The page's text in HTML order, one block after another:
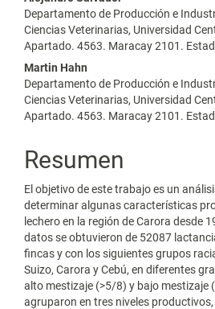
principal
del
artículo
Departamento de Producción e
Ciencias Veterinarias, Universidad
Apartado. 4563. Maracay 2101.
Martin Hahn
Departamento de Producción e
Ciencias Veterinarias, Universidad
Apartado. 4563. Maracay 2101.
Resumen
El objetivo de este trabajo es un
determinar algunas características
lechero en la región de Carora desde
datos se obtuvieron de 52087
fincas y con los siguientes grupos
Suizo, Carora y Cebú, en diferentes
alto mestizaje (>5/8) y bajo mestizaje
agruparon en tres niveles